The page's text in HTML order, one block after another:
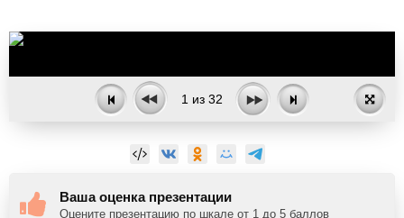
1 из 32
Ваша оценка презентации
Оцените презентацию по шкале от 1 до 5 баллов